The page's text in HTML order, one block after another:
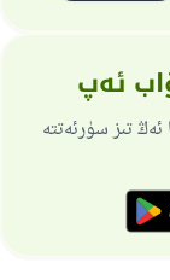
ئەپ
تىز سۈرئەتتە